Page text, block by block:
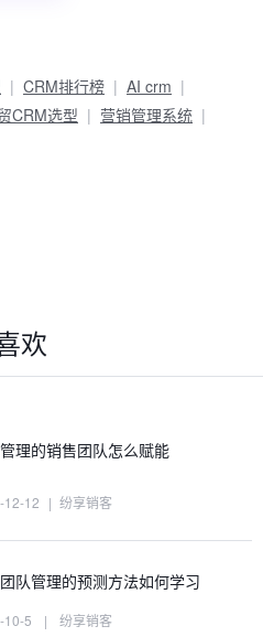
CRM排行榜
AI crm
CRM选型
营销管理系统
欢
理的销售团队怎么赋能
12-12 | 纷享销客
队管理的预测方法如何学习
10-5 | 纷享销客